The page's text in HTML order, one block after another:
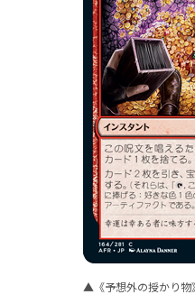
▲《予想外の授かり物